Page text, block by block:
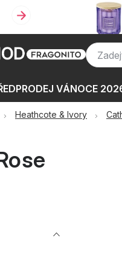
VÁNOCE
-50 % KATALOGY
Heathcote & Ivory